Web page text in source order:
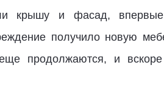
крышу и фасад,
получило новую
продолжаются, и